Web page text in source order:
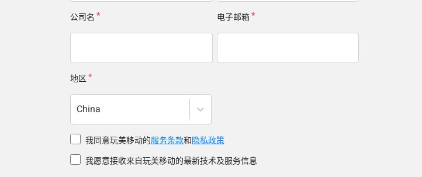
公司名 电子邮箱
地区
China
我同意玩美移动的服务条款和隐私政策
我愿意接收来自玩美移动的最新技术及服务信息